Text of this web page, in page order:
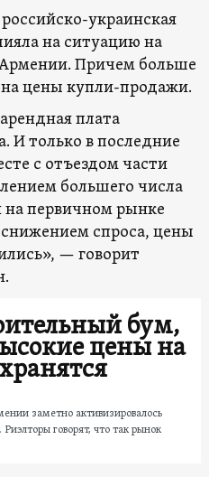
украинская
на ситуацию на
Причем больше
цены купли-продажи.
плата
И только в последние
с отъездом части
большего числа
первичном рынке
спроса, цены
— говорит
бум,
цены на
заметно активизировалось
говорят, что так рынок